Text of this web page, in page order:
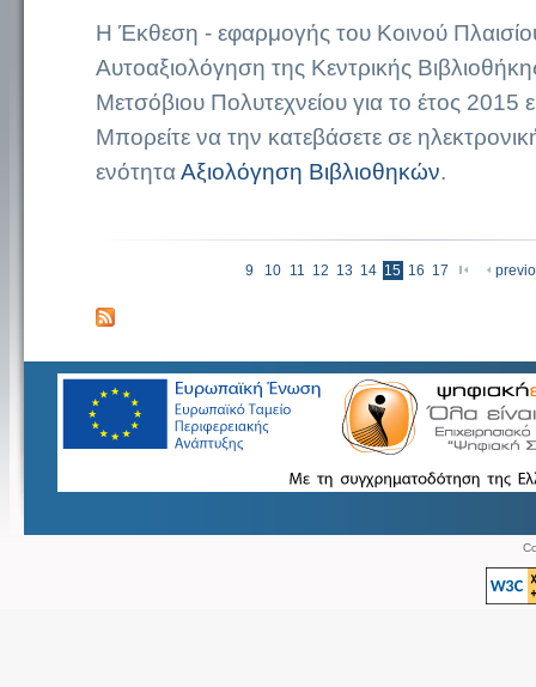
Η Έκθεση - εφαρμογής του Κοινού
Αυτοαξιολόγηση της Κεντρικής
Μετσόβιου Πολυτεχνείου για το έτος 2015
Μπορείτε να την κατεβάσετε σε
ενότηταΑξιολόγηση Βιβλιοθηκών.
9 10 11 12 13 14 15 16 17 « πρώτη